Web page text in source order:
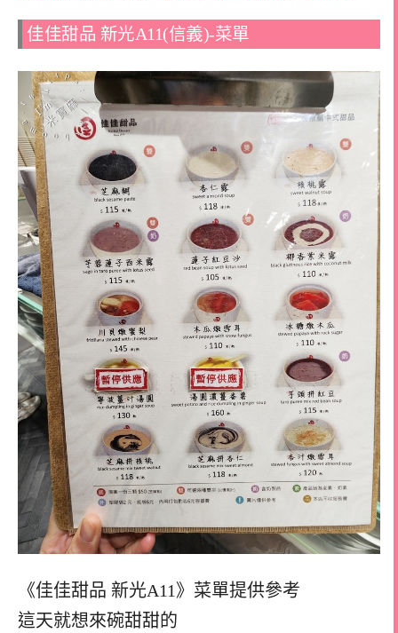
佳佳甜品 新光A11(信義)-菜單
《佳佳甜品 新光A11》菜單提供參考
這天就想來碗甜甜的